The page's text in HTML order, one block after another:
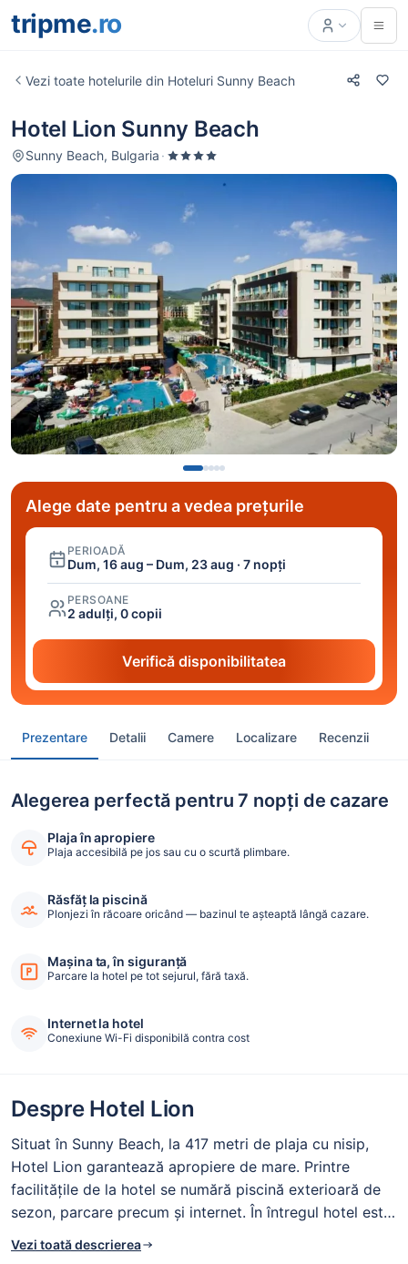
tripme.ro
Alege date pentru a vedea prețurile
PERIOADĂ
Dum, 16 aug – Dum, 23 aug · 7 nopți
PERSOANE
2 adulți, 0 copii
Verifică disponibilitatea
Vezi toate hotelurile din Hoteluri Sunny Beach
Prezentare Detalii Camere Localizare Recenzii
Hotel Lion Sunny Beach
Sunny Beach, Bulgaria ·
Alegerea perfectă pentru 7 nopți de cazare
Plaja în apropiere
Plaja accesibilă pe jos sau cu o scurtă plimbare.
Răsfăț la piscină
Plonjezi în răcoare oricând — bazinul te așteaptă lângă cazare.
Mașina ta, în siguranță
Parcare la hotel pe tot sejurul, fără taxă.
Internet la hotel
Conexiune Wi-Fi disponibilă contra cost
Despre Hotel Lion
Situat în Sunny Beach, la 417 metri de plaja cu nisip,
Hotel Lion garantează apropiere de mare. Printre
facilitățile de la hotel se numără piscină exterioară de
sezon, parcare precum și internet. În întregul hotel este
disponibil acces la internet WiFi, sunt posibile taxe
Vezi toată descrierea